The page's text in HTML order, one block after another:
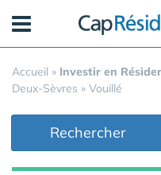
Accueil » Investir en
Deux-Sèvres » Vouillé
Rechercher